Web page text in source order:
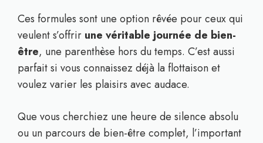
Ces formules sont une option rêvée pour ceux qui
veulent s’offrir une véritable journée de bien-
être, une parenthèse hors du temps. C’est aussi
parfait si vous connaissez déjà la flottaison et
voulez varier les plaisirs avec audace.
Que vous cherchiez une heure de silence absolu
ou un parcours de bien-être complet, l’important